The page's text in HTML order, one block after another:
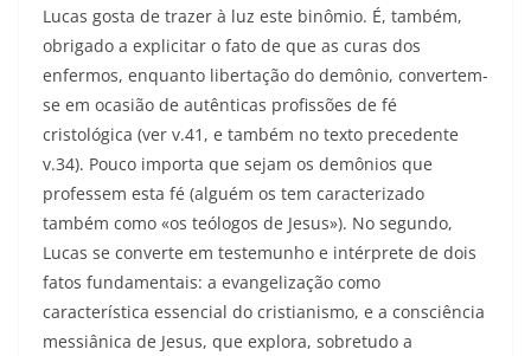
Lucas gosta de trazer à luz este binômio. É, também,
obrigado a explicitar o fato de que as curas dos
enfermos, enquanto libertação do demônio, convertem-
se em ocasião de autênticas profissões de fé
cristológica (ver v.41, e também no texto precedente
v.34). Pouco importa que sejam os demônios que
professem esta fé (alguém os tem caracterizado
também como «os teólogos de Jesus»). No segundo,
Lucas se converte em testemunho e intérprete de dois
fatos fundamentais: a evangelização como
característica essencial do cristianismo, e a consciência
messiânica de Jesus, que explora, sobretudo a